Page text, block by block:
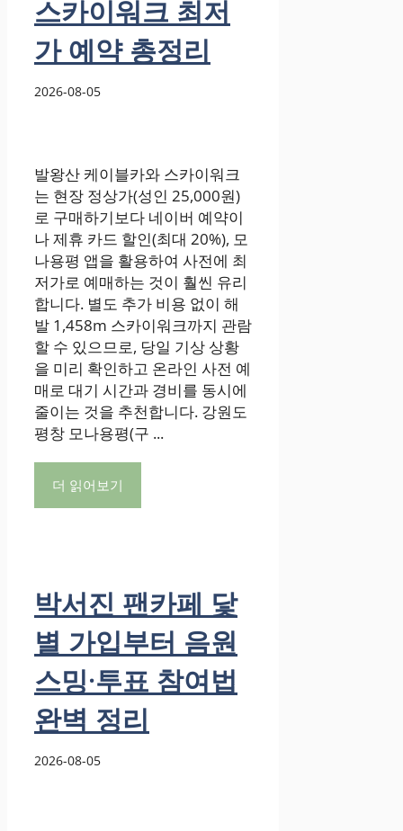
스카이워크 최저
가 예약 총정리
2026-08-05
발왕산 케이블카와 스카이워크
는 현장 정상가(성인 25,000원)
로 구매하기보다 네이버 예약이
나 제휴 카드 할인(최대 20%), 모
나용평 앱을 활용하여 사전에 최
저가로 예매하는 것이 훨씬 유리
합니다. 별도 추가 비용 없이 해
발 1,458m 스카이워크까지 관람
할 수 있으므로, 당일 기상 상황
을 미리 확인하고 온라인 사전 예
매로 대기 시간과 경비를 동시에
줄이는 것을 추천합니다. 강원도
평창 모나용평(구 ...
더 읽어보기
박서진 팬카페 닻
별 가입부터 음원
스밍·투표 참여법
완벽 정리
2026-08-05